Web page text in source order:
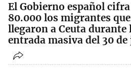
El Gobierno español
80.000 los migrantes que
llegaron a Ceuta durante
entrada masiva del 30